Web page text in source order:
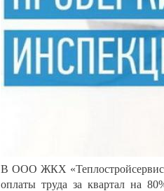
В ООО ЖКХ
оплаты труда за квартал на